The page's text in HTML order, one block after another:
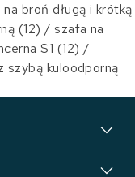
broń długą i krótką
(12) /szafa na
S1 (12) /
szybą kuloodporną